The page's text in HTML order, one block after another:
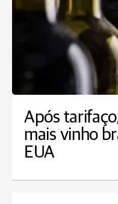
Após
mais vinho
EUA